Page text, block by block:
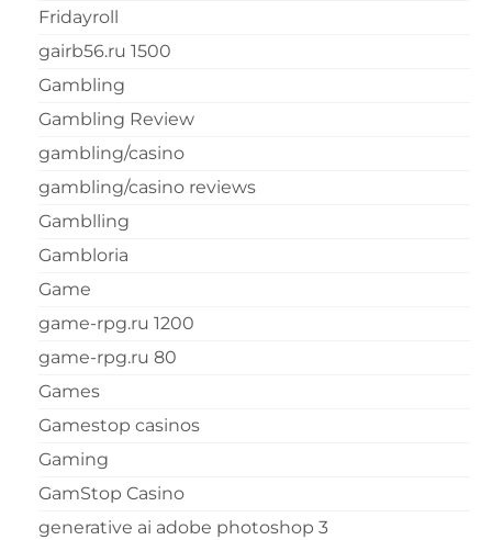
Fridayroll
gairb56.ru 1500
Gambling
Gambling Review
gambling/casino
gambling/casino reviews
Gamblling
Gambloria
Game
game-rpg.ru 1200
game-rpg.ru 80
Games
Gamestop casinos
Gaming
GamStop Casino
generative ai adobe photoshop 3